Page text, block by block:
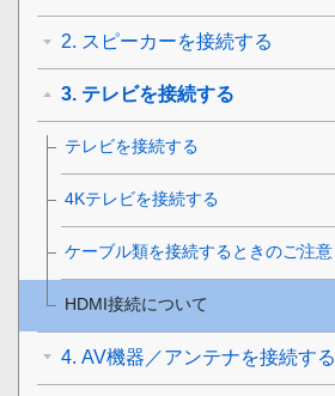
2. スピーカーを接続する
3. テレビを接続する
テレビを接続する
4Kテレビを接続する
ケーブル類を接続するときのご注意
HDMI接続について
4. AV機器／アンテナを接続する